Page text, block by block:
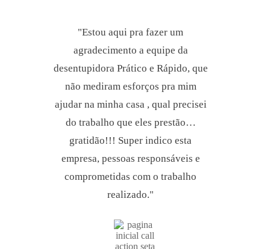
"Estou aqui pra fazer um
agradecimento a equipe da
desentupidora Prático e Rápido, que
não mediram esforços pra mim
ajudar na minha casa , qual precisei
do trabalho que eles prestão…
gratidão!!! Super indico esta
empresa, pessoas responsáveis e
comprometidas com o trabalho
realizado."